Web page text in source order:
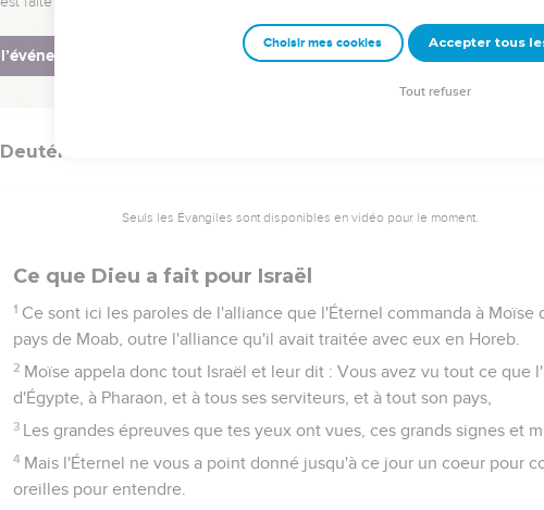
et là vous vous vendrez à vos ennemis pour être esclaves et
DERNIER DISCOURS DE MOÏSE
Deutéronome
Seuls les Évangiles sont disponibles en vidéo pour le moment.
Ce que Dieu a fait pour Israël
1 Ce sont ici les paroles de l'alliance que l'Éternel commanda à Moïse
pays de Moab, outre l'alliance qu'il avait traitée avec eux en Horeb.
2 Moïse appela donc tout Israël et leur dit : Vous avez vu tout ce que
d'Égypte, à Pharaon, et à tous ses serviteurs, et à tout son pays,
3 Les grandes épreuves que tes yeux ont vues, ces grands signes et
4 Mais l'Éternel ne vous a point donné jusqu'à ce jour un coeur pour
oreilles pour entendre.
Choisir mes cookies Accepter tous
Tout refuser